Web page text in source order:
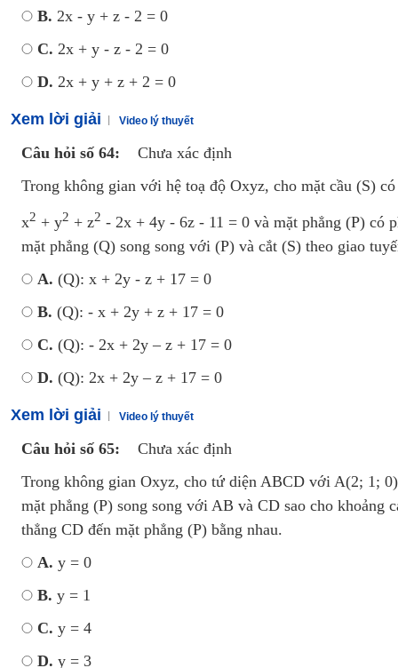
B. 2x - y + z - 2 = 0
C. 2x + y - z - 2 = 0
D. 2x + y + z + 2 = 0
Xem lời giải Video lý thuyết
Câu hỏi số 64:
Chưa xác định
Trong không gian với hệ toạ độ Oxyz, cho mặt cầu (S)
x2 + y2 + z2 - 2x + 4y - 6z - 11 = 0 và mặt phẳng (P)
mặt phẳng (Q) song song với (P) và cắt (S) theo giao
A. (Q): x + 2y - z + 17 = 0
B. (Q): - x + 2y + z + 17 = 0
C. (Q): - 2x + 2y – z + 17 = 0
D. (Q): 2x + 2y – z + 17 = 0
Xem lời giải Video lý thuyết
Câu hỏi số 65:
Chưa xác định
Trong không gian Oxyz, cho tứ diện ABCD với A(2; 1;
mặt phẳng (P) song song với AB và CD sao cho khoảng
thẳng CD đến mặt phẳng (P) bằng nhau.
A. y = 0
B. y = 1
C. y = 4
D. y = 3